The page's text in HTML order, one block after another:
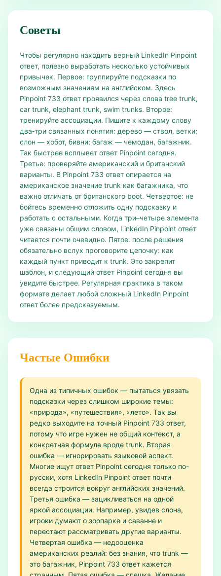
Советы
Чтобы регулярно находить верный LinkedIn Pinpoint
ответ, полезно выработать несколько устойчивых
привычек. Первое: группируйте подсказки по
возможным значениям на английском. Здесь
Pinpoint 733 ответ проявился через слова tree trunk,
car trunk, elephant trunk, swim trunks. Второе:
тренируйте ассоциации. Пишите к каждому слову
два‑три связанных понятия: дерево — ствол, ветки;
слон — хобот, бивни; багаж — чемодан, багажник.
Так быстрее всплывет ответ Pinpoint сегодня.
Третье: проверяйте американский и британский
варианты. В Pinpoint 733 ответ опирается на
американское значение trunk как багажника, что
важно отличать от британского boot. Четвертое: не
бойтесь временно отложить одну подсказку и
работать с остальными. Когда три–четыре элемента
уже связаны общим словом, LinkedIn Pinpoint ответ
читается почти очевидно. Пятое: после решения
обязательно вслух проговорите цепочку: как
каждый пункт приводит к trunk. Это закрепит
шаблон, и следующий ответ Pinpoint сегодня вы
увидите быстрее. Регулярная практика в таком
формате делает любой сложный LinkedIn Pinpoint
ответ более предсказуемым.
Частые Ошибки
Одна из типичных ошибок — пытаться увязать
подсказки через слишком широкие темы:
«природа», «путешествия», «лето». Так вы
редко выходите на точный Pinpoint 733 ответ,
потому что игре нужен не общий контекст, а
конкретная формула вроде trunk. Вторая
ошибка — игнорировать языковой аспект.
Многие ищут ответ Pinpoint сегодня только по-
русски, хотя LinkedIn Pinpoint ответ почти
всегда строится вокруг английских значений.
Третья ошибка — зацикливаться на одной
яркой ассоциации. Например, увидев слона,
игроки думают о зоопарке и саванне и
перестают рассматривать другие варианты.
Четвертая ошибка — недооценка
американских реалий: без знания, что trunk —
это багажник, Pinpoint 733 ответ кажется